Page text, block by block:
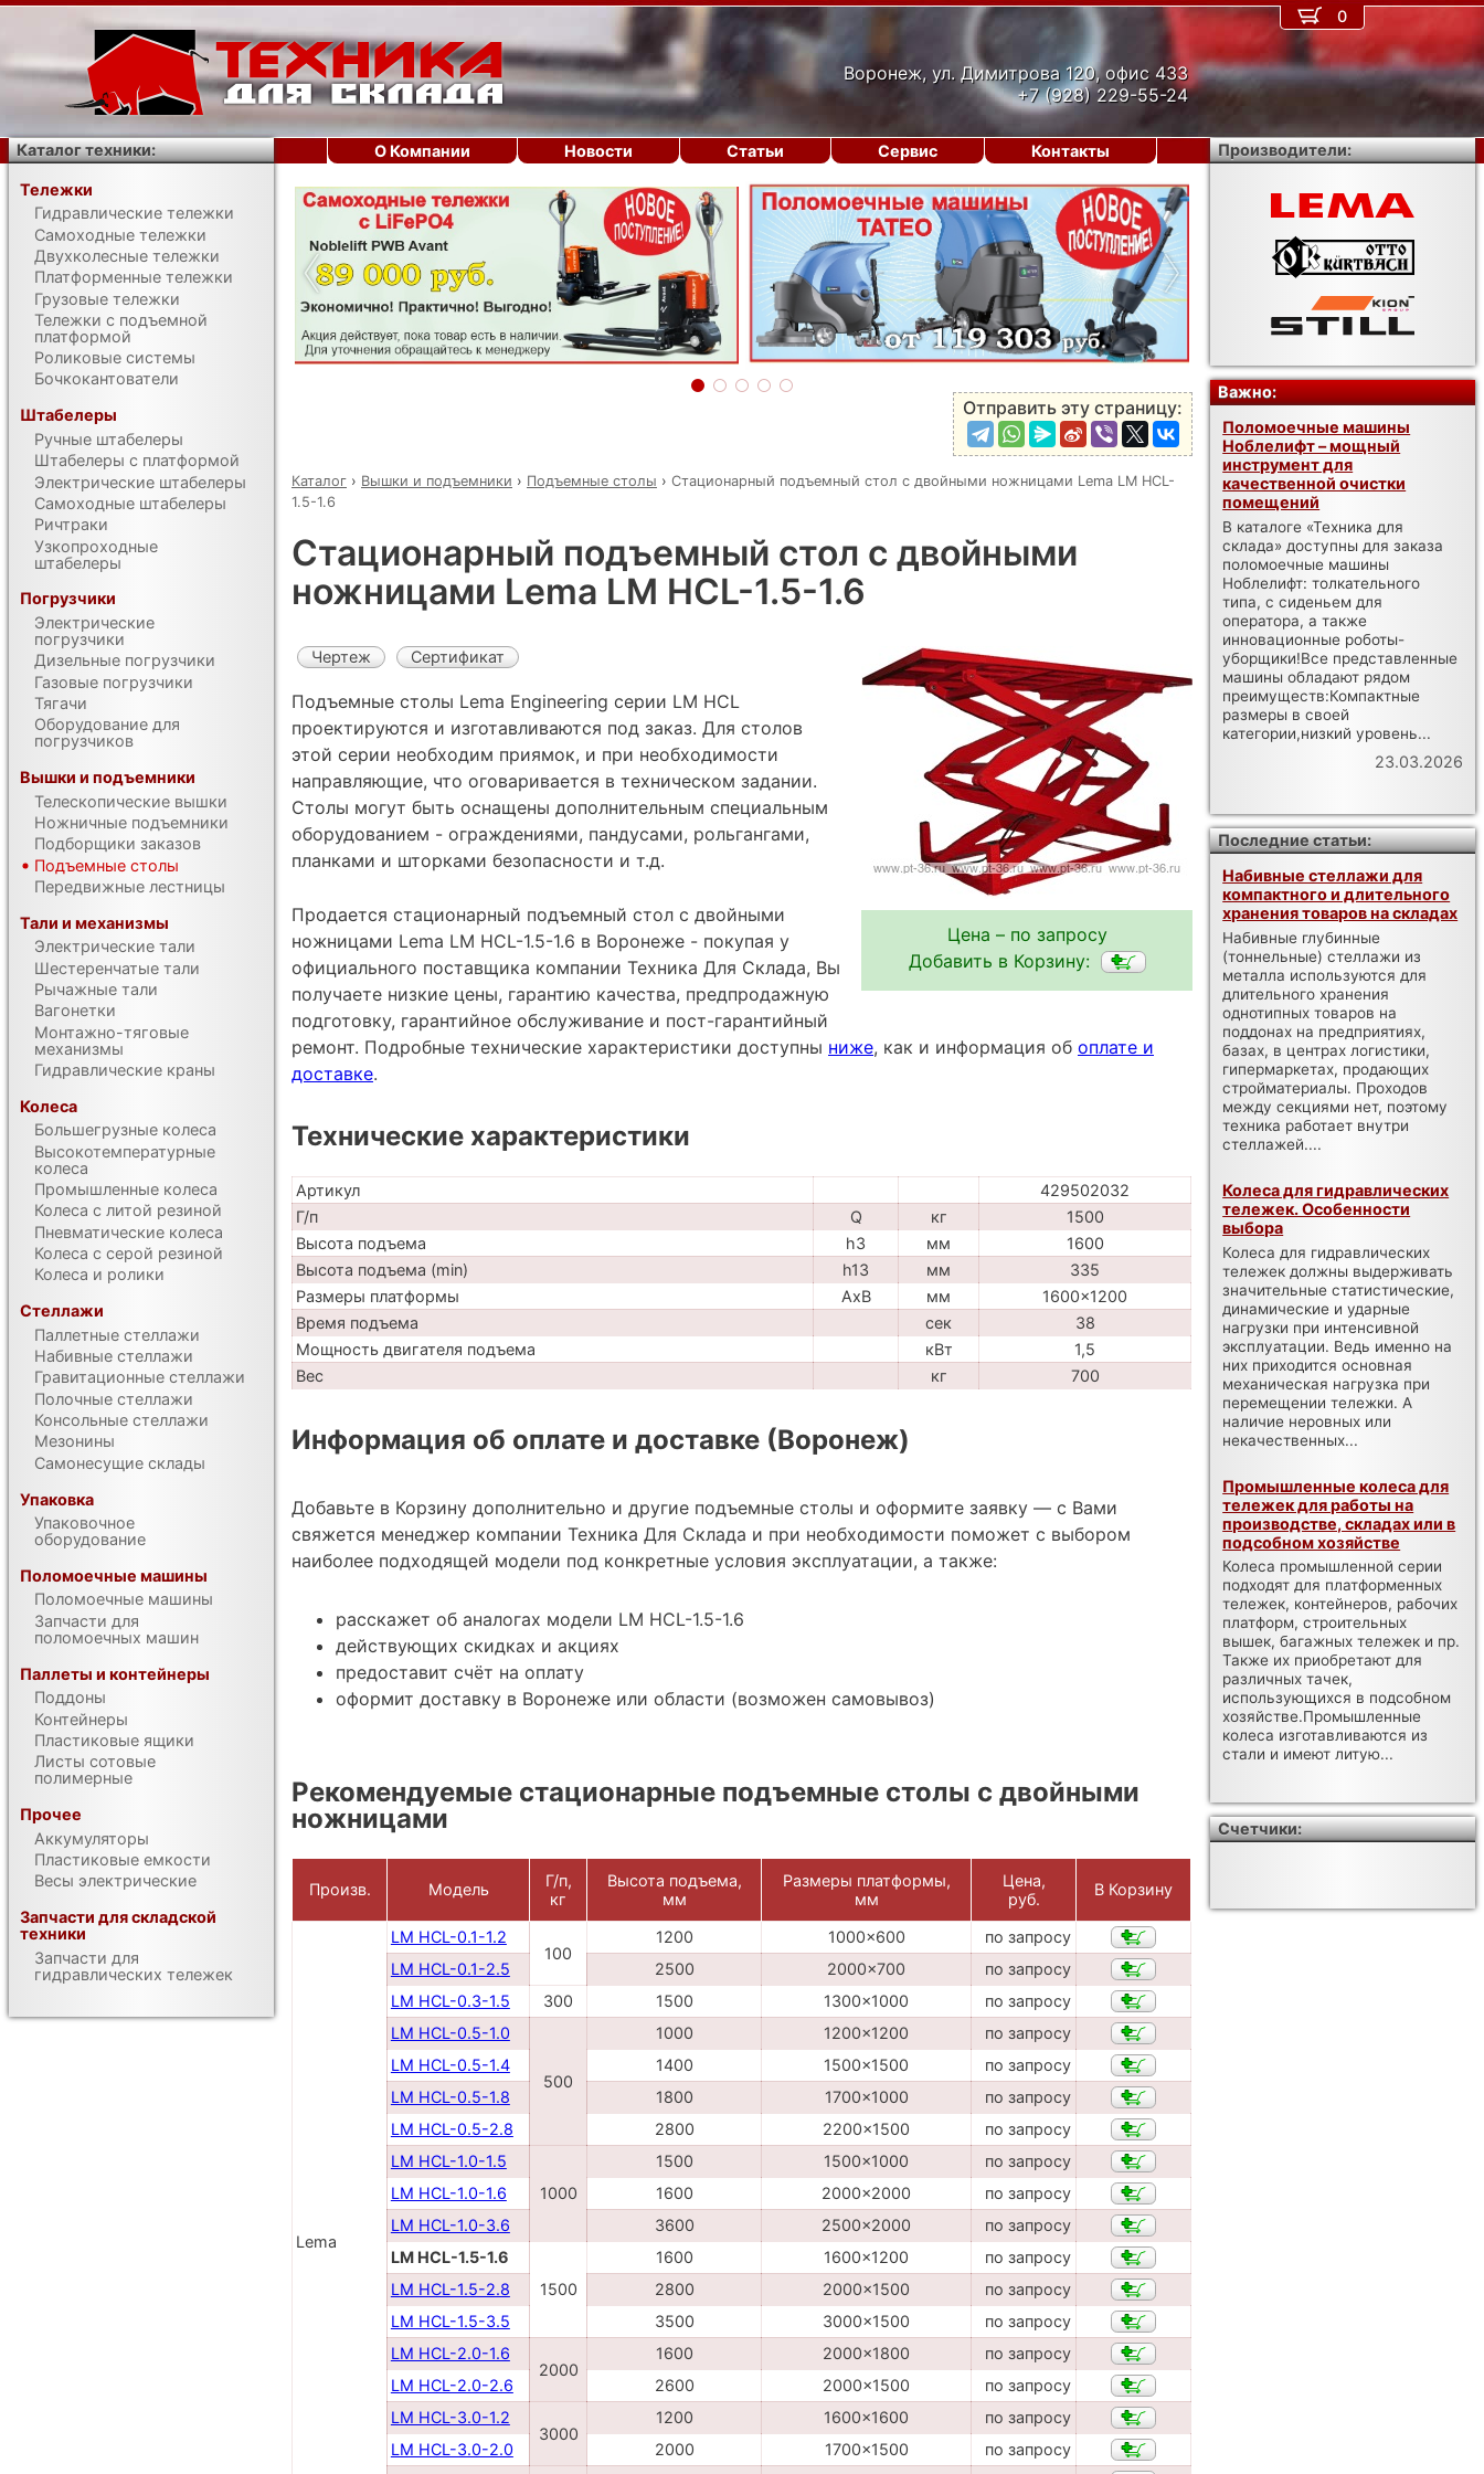
Воронеж, ул. Димитрова 120, офис 433
+7 (928) 229-55-24
‹ ›
Отправить эту страницу:
Каталог › Вышки и подъемники › Подъемные столы › Стационарный подъемный стол с двойными ножницами Lema LM HCL-
1.5-1.6
Стационарный подъемный стол с двойными
ножницами Lema LM HCL-1.5-1.6
Цена – по запросу
Добавить в Корзину:
Чертеж Сертификат
Подъемные столы Lema Engineering серии LM HCL
проектируются и изготавливаются под заказ. Для столов
этой серии необходим приямок, и при необходимости
направляющие, что оговаривается в техническом задании.
Столы могут быть оснащены дополнительным специальным
оборудованием - ограждениями, пандусами, рольгангами,
планками и шторками безопасности и т.д.
Продается стационарный подъемный стол с двойными
ножницами Lema LM HCL-1.5-1.6 в Воронеже - покупая у
официального поставщика компании Техника Для Склада, Вы
получаете низкие цены, гарантию качества, предпродажную
подготовку, гарантийное обслуживание и пост-гарантийный
ремонт. Подробные технические характеристики доступны ниже, как и информация об оплате и
доставке.
Технические характеристики
Артикул
429502032
Г/п
Q кг
1500
Высота подъема
h3 мм
1600
Высота подъема (min)
h13 мм
335
Размеры платформы
AxB мм
1600x1200
Время подъема
сек
38
Мощность двигателя подъема
кВт
1,5
Вес
кг 700
Информация об оплате и доставке (Воронеж)
Добавьте в Корзину дополнительно и другие подъемные столы и оформите заявку — с Вами
свяжется менеджер компании Техника Для Склада и при необходимости поможет с выбором
наиболее подходящей модели под конкретные условия эксплуатации, а также:
расскажет об аналогах модели LM HCL-1.5-1.6
действующих скидках и акциях
предоставит счёт на оплату
оформит доставку в Воронеже или области (возможен самовывоз)
Рекомендуемые стационарные подъемные столы с двойными
ножницами
Произв. Модель
Г/п,
кг
Высота подъема,
мм
Размеры платформы,
мм
Цена,
руб.
В Корзину
Lema
LM HCL-0.1-1.2
100
1200 1000x600
по запросу
LM HCL-0.1-2.5
2500 2000x700
по запросу
LM HCL-0.3-1.5
300 1500 1300x1000
по запросу
LM HCL-0.5-1.0
500
1000 1200x1200
по запросу
LM HCL-0.5-1.4
1400 1500x1500
по запросу
LM HCL-0.5-1.8
1800 1700x1000
по запросу
LM HCL-0.5-2.8
2800 2200x1500
по запросу
LM HCL-1.0-1.5
1000
1500 1500x1000
по запросу
LM HCL-1.0-1.6
1600 2000x2000
по запросу
LM HCL-1.0-3.6
3600 2500x2000
по запросу
LM HCL-1.5-1.6
1500
1600 1600x1200
по запросу
LM HCL-1.5-2.8
2800 2000x1500
по запросу
LM HCL-1.5-3.5
3500 3000x1500
по запросу
LM HCL-2.0-1.6
2000
1600 2000x1800
по запросу
LM HCL-2.0-2.6
2600 2000x1500
по запросу
LM HCL-3.0-1.2
3000
1200 1600x1600
по запросу
LM HCL-3.0-2.0
2000 1700x1500
по запросу
0
О Компании Новости Статьи Сервис Контакты
Каталог техники:
Тележки
Гидравлические тележки
Самоходные тележки
Двухколесные тележки
Платформенные тележки
Грузовые тележки
Тележки с подъемной
платформой
Роликовые системы
Бочкокантователи
Штабелеры
Ручные штабелеры
Штабелеры с платформой
Электрические штабелеры
Самоходные штабелеры
Ричтраки
Узкопроходные
штабелеры
Погрузчики
Электрические
погрузчики
Дизельные погрузчики
Газовые погрузчики
Тягачи
Оборудование для
погрузчиков
Вышки и подъемники
Телескопические вышки
Ножничные подъемники
Подборщики заказов
Подъемные столы
Передвижные лестницы
Тали и механизмы
Электрические тали
Шестеренчатые тали
Рычажные тали
Вагонетки
Монтажно-тяговые
механизмы
Гидравлические краны
Колеса
Большегрузные колеса
Высокотемпературные
колеса
Промышленные колеса
Колеса с литой резиной
Пневматические колеса
Колеса с серой резиной
Колеса и ролики
Стеллажи
Паллетные стеллажи
Набивные стеллажи
Гравитационные стеллажи
Полочные стеллажи
Консольные стеллажи
Мезонины
Самонесущие склады
Упаковка
Упаковочное
оборудование
Поломоечные машины
Поломоечные машины
Запчасти для
поломоечных машин
Паллеты и контейнеры
Поддоны
Контейнеры
Пластиковые ящики
Листы сотовые
полимерные
Прочее
Аккумуляторы
Пластиковые емкости
Весы электрические
Запчасти для складской
техники
Запчасти для
гидравлических тележек
Производители:
Важно:
Поломоечные машины
Ноблелифт – мощный
инструмент для
качественной очистки
помещений
В каталоге «Техника для
склада» доступны для заказа
поломоечные машины
Ноблелифт: толкательного
типа, с сиденьем для
оператора, а также
инновационные роботы-
уборщики!Все представленные
машины обладают рядом
преимуществ:Компактные
размеры в своей
категории,низкий уровень...
23.03.2026
Последние статьи:
Набивные стеллажи для
компактного и длительного
хранения товаров на складах
Набивные глубинные
(тоннельные) стеллажи из
металла используются для
длительного хранения
однотипных товаров на
поддонах на предприятиях,
базах, в центрах логистики,
гипермаркетах, продающих
стройматериалы. Проходов
между секциями нет, поэтому
техника работает внутри
стеллажей....
Колеса для гидравлических
тележек. Особенности
выбора
Колеса для гидравлических
тележек должны выдерживать
значительные статистические,
динамические и ударные
нагрузки при интенсивной
эксплуатации. Ведь именно на
них приходится основная
механическая нагрузка при
перемещении тележки. А
наличие неровных или
некачественных...
Промышленные колеса для
тележек для работы на
производстве, складах или в
подсобном хозяйстве
Колеса промышленной серии
подходят для платформенных
тележек, контейнеров, рабочих
платформ, строительных
вышек, багажных тележек и пр.
Также их приобретают для
различных тачек,
использующихся в подсобном
хозяйстве.Промышленные
колеса изготавливаются из
стали и имеют литую...
Счетчики: